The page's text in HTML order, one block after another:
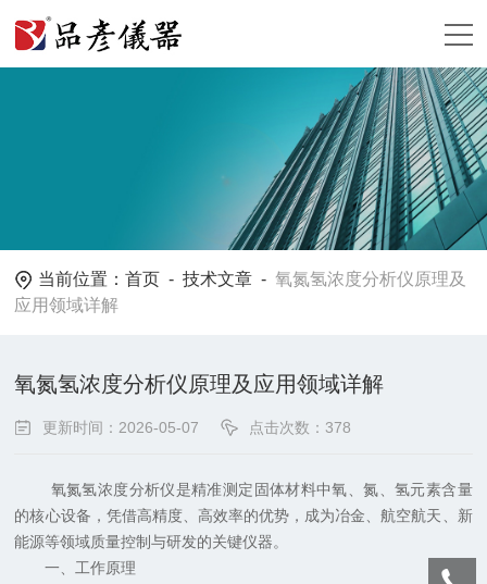
当前位置：首页 -技术文章 -氧氮氢浓度分析仪原理及
应用领域详解
氧氮氢浓度分析仪原理及应用领域详解
更新时间：2026-05-07 点击次数：378
氧氮氢浓度分析仪是精准测定固体材料中氧、氮、氢元素含量
的核心设备，凭借高精度、高效率的优势，成为冶金、航空航天、新
能源等领域质量控制与研发的关键仪器。
一、工作原理